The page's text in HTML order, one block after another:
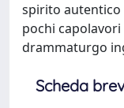
spirito autentico
pochi
drammaturgo
Scheda